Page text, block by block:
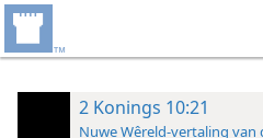
2 Konings 10:21
Nuwe Wêreld-vertaling van